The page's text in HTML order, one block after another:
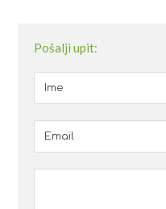
Pošalji upit: